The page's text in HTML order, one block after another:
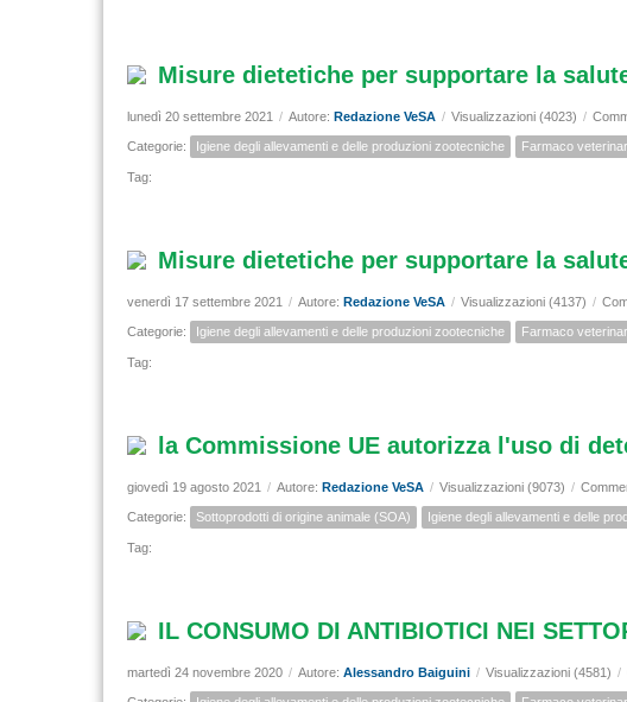
Misure dietetiche per supportare la
lunedì 20 settembre 2021 / Autore: Redazione VeSA / Visualizzazioni (4023) /
Categorie: Igiene degli allevamenti e delle produzioni zootecniche Farmaco
Tag:
Misure dietetiche per supportare la
venerdì 17 settembre 2021 / Autore: Redazione VeSA / Visualizzazioni (4137) /
Categorie: Igiene degli allevamenti e delle produzioni zootecniche Farmaco
Tag:
la Commissione UE autorizza l'uso di
giovedì 19 agosto 2021 / Autore: Redazione VeSA / Visualizzazioni (9073) /
Categorie: Sottoprodotti di origine animale (SOA) Igiene degli allevamenti e delle
Tag:
IL CONSUMO DI ANTIBIOTICI NEI
martedì 24 novembre 2020 / Autore: Alessandro Baiguini / Visualizzazioni (4581) /